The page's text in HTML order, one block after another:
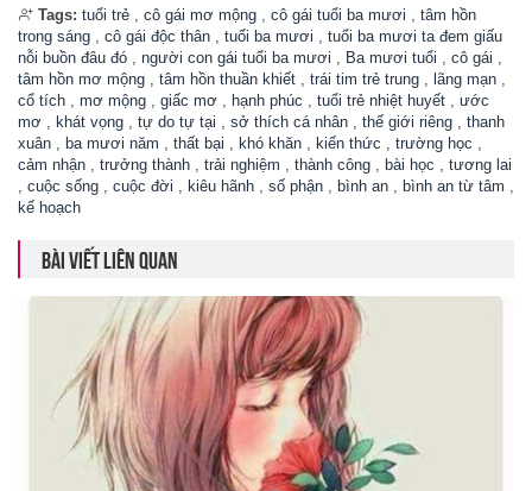
Tags: tuổi trẻ cô gái mơ mộng cô gái tuổi ba mươi
tâm hồn
trong sáng
cô gái độc thân tuổi ba mươi
tuổi ba mươi ta đem giấu
nỗi buồn đâu đó
người con gái tuổi ba mươi Ba mươi tuổi cô gái
tâm hồn mơ mộng
tâm hồn thuần khiết trái tim trẻ trung lãng mạn
cổ tích
mơ mộng giấc mơ hạnh phúc tuổi trẻ nhiệt huyết
ước
mơ
khát vọng tự do tự tại sở thích cá nhân thế giới riêng
thanh
xuân
ba mươi năm thất bại khó khăn kiến thức trường học
cảm nhận
trưởng thành trải nghiệm thành công bài học
tương lai
cuộc sống cuộc đời kiêu hãnh số phận bình an bình an từ tâm
kế hoạch
BÀI VIẾT LIÊN QUAN